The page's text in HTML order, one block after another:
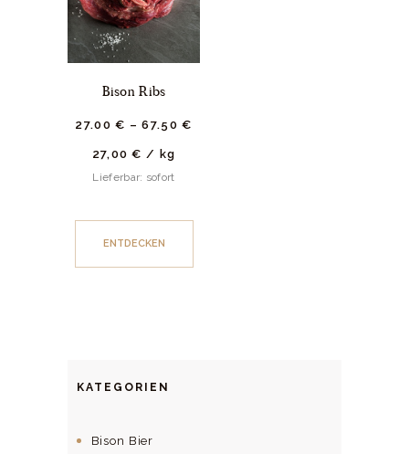
Bison Ribs
27.00 € –67. 50 €
27,00€ / kg
Lieferbar: sofort
ENTDECKEN
KATEGORIEN
Bison Bier